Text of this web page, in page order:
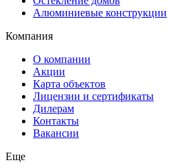
Алюминиевые конструкции
Компания
О компании
Акции
Карта объектов
Лицензии и сертификаты
Дилерам
Контакты
Вакансии
Еще